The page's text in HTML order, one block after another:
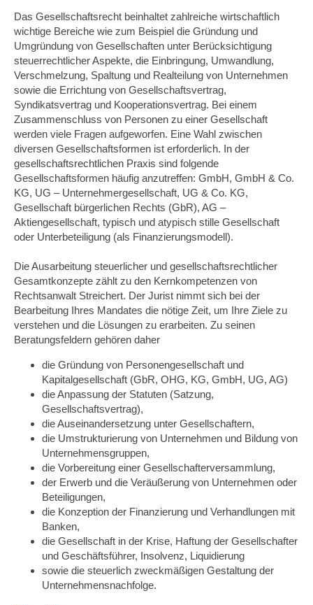
Das Gesellschaftsrecht beinhaltet zahlreiche wirtschaftlich
wichtige Bereiche wie zum Beispiel die Gründung und
Umgründung von Gesellschaften unter Berücksichtigung
steuerrechtlicher Aspekte, die Einbringung, Umwandlung,
Verschmelzung, Spaltung und Realteilung von Unternehmen
sowie die Errichtung von Gesellschaftsvertrag,
Syndikatsvertrag und Kooperationsvertrag. Bei einem
Zusammenschluss von Personen zu einer Gesellschaft
werden viele Fragen aufgeworfen. Eine Wahl zwischen
diversen Gesellschaftsformen ist erforderlich. In der
gesellschaftsrechtlichen Praxis sind folgende
Gesellschaftsformen häufig anzutreffen: GmbH, GmbH & Co.
KG, UG – Unternehmergesellschaft, UG & Co. KG,
Gesellschaft bürgerlichen Rechts (GbR), AG –
Aktiengesellschaft, typisch und atypisch stille Gesellschaft
oder Unterbeteiligung (als Finanzierungsmodell).
Die Ausarbeitung steuerlicher und gesellschaftsrechtlicher
Gesamtkonzepte zählt zu den Kernkompetenzen von
Rechtsanwalt Streichert. Der Jurist nimmt sich bei der
Bearbeitung Ihres Mandates die nötige Zeit, um Ihre Ziele zu
verstehen und die Lösungen zu erarbeiten. Zu seinen
Beratungsfeldern gehören daher
die Gründung von Personengesellschaft und
Kapitalgesellschaft (GbR, OHG, KG, GmbH, UG, AG)
die Anpassung der Statuten (Satzung,
Gesellschaftsvertrag),
die Auseinandersetzung unter Gesellschaftern,
die Umstrukturierung von Unternehmen und Bildung von
Unternehmensgruppen,
die Vorbereitung einer Gesellschafterversammlung,
der Erwerb und die Veräußerung von Unternehmen oder
Beteiligungen,
die Konzeption der Finanzierung und Verhandlungen mit
Banken,
die Gesellschaft in der Krise, Haftung der Gesellschafter
und Geschäftsführer, Insolvenz, Liquidierung
sowie die steuerlich zweckmäßigen Gestaltung der
Unternehmensnachfolge.